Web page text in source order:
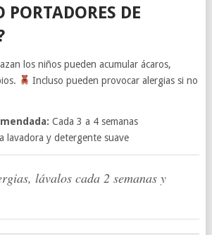
PORTADORES DE
los niños pueden acumular ácaros,
Incluso pueden provocar alergias si no
Cada 3 a 4 semanas
lavadora y detergente suave
lávalos cada 2 semanas y